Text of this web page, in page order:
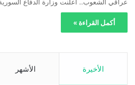
عراقي الشعوب.. أعلنت وزارة الدفاع السورية اليوم
أكمل القراءة »
الأخيرة الأشهر